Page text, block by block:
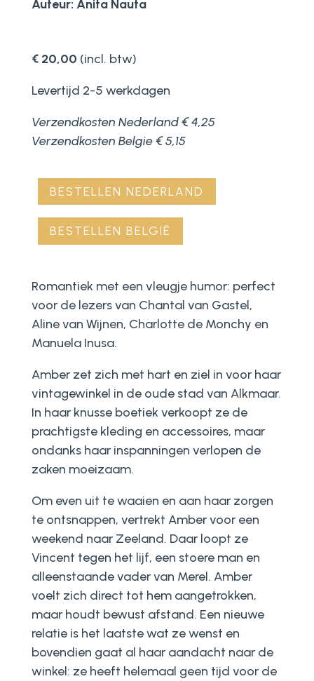
Auteur: Anita Nauta
€ 20,00 (incl. btw)
Levertijd 2-5 werkdagen
Verzendkosten Nederland € 4,25
Verzendkosten Belgie € 5,15
BESTELLEN NEDERLAND
BESTELLEN BELGIË
Romantiek met een vleugje humor: perfect
voor de lezers van Chantal van Gastel,
Aline van Wijnen, Charlotte de Monchy en
Manuela Inusa.
Amber zet zich met hart en ziel in voor haar
vintagewinkel in de oude stad van Alkmaar.
In haar knusse boetiek verkoopt ze de
prachtigste kleding en accessoires, maar
ondanks haar inspanningen verlopen de
zaken moeizaam.
Om even uit te waaien en aan haar zorgen
te ontsnappen, vertrekt Amber voor een
weekend naar Zeeland. Daar loopt ze
Vincent tegen het lijf, een stoere man en
alleenstaande vader van Merel. Amber
voelt zich direct tot hem aangetrokken,
maar houdt bewust afstand. Een nieuwe
relatie is het laatste wat ze wenst en
bovendien gaat al haar aandacht naar de
winkel: ze heeft helemaal geen tijd voor de